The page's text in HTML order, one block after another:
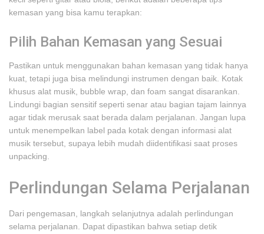
kemasan yang bisa kamu terapkan:
Pilih Bahan Kemasan yang Sesuai
Pastikan untuk menggunakan bahan kemasan yang tidak hanya
kuat, tetapi juga bisa melindungi instrumen dengan baik. Kotak
khusus alat musik, bubble wrap, dan foam sangat disarankan.
Lindungi bagian sensitif seperti senar atau bagian tajam lainnya
agar tidak merusak saat berada dalam perjalanan. Jangan lupa
untuk menempelkan label pada kotak dengan informasi alat
musik tersebut, supaya lebih mudah diidentifikasi saat proses
unpacking.
Perlindungan Selama Perjalanan
Dari pengemasan, langkah selanjutnya adalah perlindungan
selama perjalanan. Dapat dipastikan bahwa setiap detik